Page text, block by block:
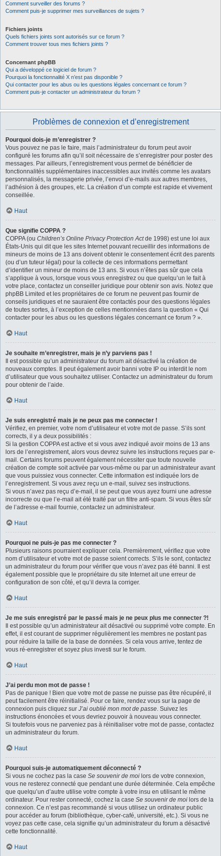
Comment surveiller des forums ?
Comment puis-je supprimer mes surveillances de sujets ?
Fichiers joints
Quels fichiers joints sont autorisés sur ce forum ?
Comment trouver tous mes fichiers joints ?
Concernant phpBB
Qui a développé ce logiciel de forum ?
Pourquoi la fonctionnalité X n’est pas disponible ?
Qui contacter pour les abus ou les questions légales concernant ce forum ?
Comment puis-je contacter un administrateur du forum ?
Problèmes de connexion et d’enregistrement
Pourquoi dois-je m’enregistrer ?
Vous pouvez ne pas le faire, mais l’administrateur du forum peut avoir
configuré les forums afin qu’il soit nécessaire de s’enregistrer pour poster des
messages. Par ailleurs, l’enregistrement vous permet de bénéficier de
fonctionnalités supplémentaires inaccessibles aux invités comme les avatars
personnalisés, la messagerie privée, l’envoi d’e-mails aux autres membres,
l’adhésion à des groupes, etc. La création d’un compte est rapide et vivement
conseillée.
Haut
Que signifie COPPA ?
COPPA (ou Children’s Online Privacy Protection Actde 1998) est une loi aux
États-Unis qui dit que les sites Internet pouvant recueillir des informations de
mineurs de moins de 13 ans doivent obtenir le consentement écrit des parents
(ou d’un tuteur légal) pour la collecte de ces informations permettant
d’identifier un mineur de moins de 13 ans. Si vous n’êtes pas sûr que cela
s’applique à vous, lorsque vous vous enregistrez ou que quelqu’un le fait à
votre place, contactez un conseiller juridique pour obtenir son avis. Notez que
phpBB Limited et les propriétaires de ce forum ne peuvent pas fournir de
conseils juridiques et ne sauraient être contactés pour des questions légales
de toutes sortes, à l’exception de celles mentionnées dans la question « Qui
contacter pour les abus ou les questions légales concernant ce forum ? ».
Haut
Je souhaite m’enregistrer, mais je n’y parviens pas !
Il est possible qu’un administrateur du forum ait désactivé la création de
nouveaux comptes. Il peut également avoir banni votre IP ou interdit le nom
d’utilisateur que vous souhaitez utiliser. Contactez un administrateur du forum
pour obtenir de l’aide.
Haut
Je suis enregistré mais je ne peux pas me connecter !
Vérifiez, en premier, votre nom d’utilisateur et votre mot de passe. S’ils sont
corrects, il y a deux possibilités :
Si la gestion COPPA est active et si vous avez indiqué avoir moins de 13 ans
lors de l’enregistrement, alors vous devrez suivre les instructions reçues par e-
mail. Certains forums peuvent également nécessiter que toute nouvelle
création de compte soit activée par vous-même ou par un administrateur avant
que vous puissiez vous connecter. Cette information est indiquée lors de
l’enregistrement. Si vous avez reçu un e-mail, suivez ses instructions.
Si vous n’avez pas reçu d’e-mail, il se peut que vous ayez fourni une adresse
incorrecte ou que l’e-mail ait été traité par un filtre anti-spam. Si vous êtes sûr
de l’adresse e-mail fournie, contactez un administrateur.
Haut
Pourquoi ne puis-je pas me connecter ?
Plusieurs raisons pourraient expliquer cela. Premièrement, vérifiez que votre
nom d’utilisateur et votre mot de passe soient corrects. S’ils le sont, contactez
un administrateur du forum pour vérifier que vous n’avez pas été banni. Il est
également possible que le propriétaire du site Internet ait une erreur de
configuration de son côté, et qu’il devra la corriger.
Haut
Je me suis enregistré par le passé mais je ne peux plus me connecter ?!
Il est possible qu’un administrateur ait désactivé ou supprimé votre compte. En
effet, il est courant de supprimer régulièrement les membres ne postant pas
pour réduire la taille de la base de données. Si cela vous arrive, tentez de
vous ré-enregistrer et soyez plus investi sur le forum.
Haut
J’ai perdu mon mot de passe !
Pas de panique ! Bien que votre mot de passe ne puisse pas être récupéré, il
peut facilement être réinitialisé. Pour ce faire, rendez vous sur la page de
connexion puis cliquez sur J’ai oublié mon mot de passe. Suivez les
instructions énoncées et vous devriez pouvoir à nouveau vous connecter.
Si toutefois vous ne parveniez pas à réinitialiser votre mot de passe, contactez
un administrateur du forum.
Haut
Pourquoi suis-je automatiquement déconnecté ?
Si vous ne cochez pas la case Se souvenir de moi lors de votre connexion,
vous ne resterez connecté que pendant une durée déterminée. Cela empêche
que quelqu’un d’autre utilise votre compte à votre insu en utilisant le même
ordinateur. Pour rester connecté, cochez la case Se souvenir de moi lors de la
connexion. Ce n’est pas recommandé si vous utilisez un ordinateur public
pour accéder au forum (bibliothèque, cyber-café, université, etc.). Si vous ne
voyez pas cette case, cela signifie qu’un administrateur du forum a désactivé
cette fonctionnalité.
Haut